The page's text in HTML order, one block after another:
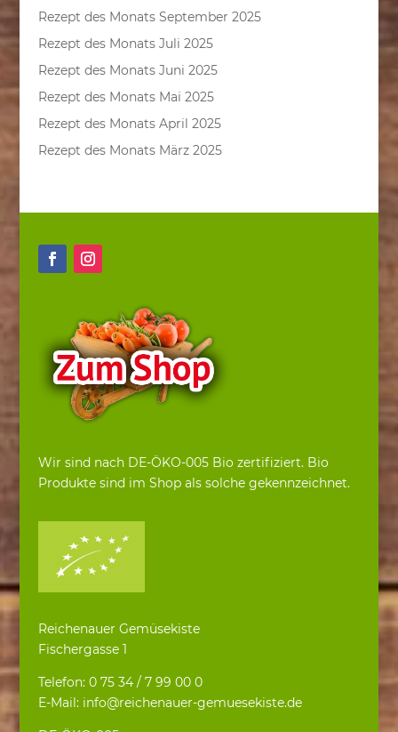
Rezept des Monats September 2025
Rezept des Monats Juli 2025
Rezept des Monats Juni 2025
Rezept des Monats Mai 2025
Rezept des Monats April 2025
Rezept des Monats März 2025
Wir sind nach DE-ÖKO-005 Bio zertifiziert. Bio
Produkte sind im Shop als solche gekennzeichnet.
Reichenauer Gemüsekiste
Fischergasse 1
Telefon: 0 75 34 / 7 99 00 0
E-Mail: info@reichenauer-gemuesekiste.de